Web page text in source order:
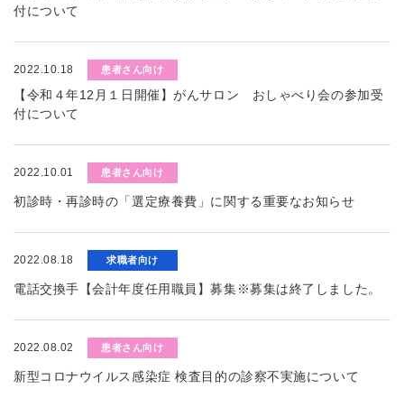
付について
2022.10.18 患者さん向け
【令和４年12月１日開催】がんサロン おしゃべり会の参加受
付について
2022.10.01 患者さん向け
初診時・再診時の「選定療養費」に関する重要なお知らせ
2022.08.18 求職者向け
電話交換手【会計年度任用職員】募集※募集は終了しました。
2022.08.02 患者さん向け
新型コロナウイルス感染症 検査目的の診察不実施について